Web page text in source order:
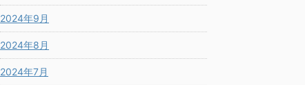
2024年9月
2024年8月
2024年7月